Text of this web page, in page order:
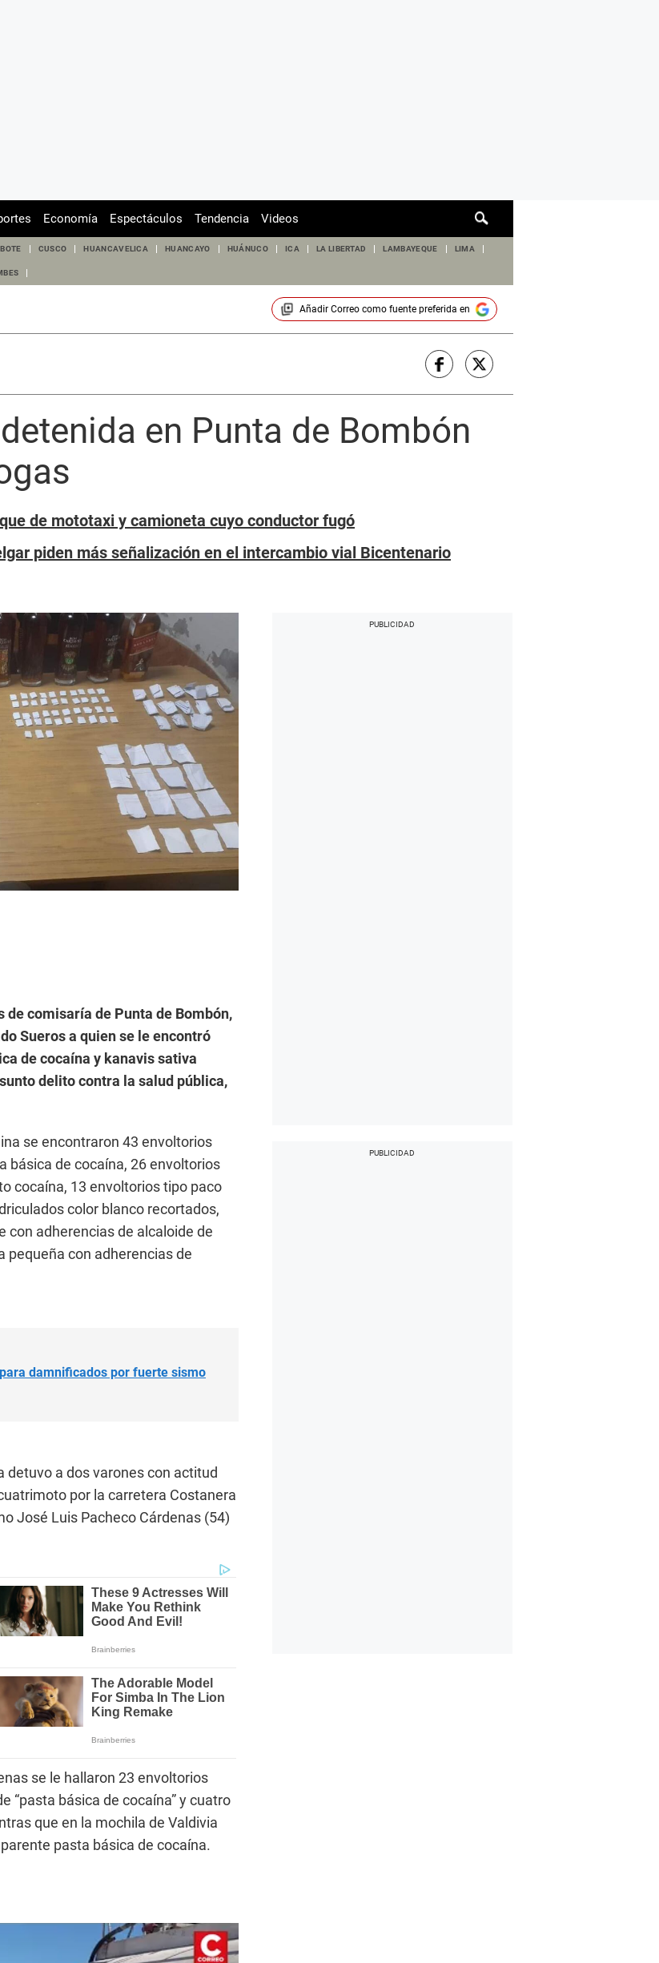
de
Economía Espectáculos Tendencia Videos
CUSCO HUANCAVELICA HUANCAYO HUÁNUCO ICA LA LIBERTAD LAMBAYEQUE LIMA
Añadir Correocomo fuente preferida en
en Punta de Bombón
de mototaxi y camioneta cuyo conductor fugó
piden más señalización en el intercambio vial Bicentenario
comisaría de Punta de Bombón,
Sueros a quien se le encontró
de cocaína y kanavis sativa
delito contra la salud pública,
se encontraron 43 envoltorios
básica de cocaína, 26 envoltorios
cocaína, 13 envoltorios tipo paco
color blanco recortados,
con adherencias de alcaloide de
pequeña con adherencias de
damnificados por fuerte sismo
detuvo a dos varones con actitud
por la carretera Costanera
José Luis Pacheco Cárdenas (54)
se le hallaron 23 envoltorios
“pasta básica de cocaína” y cuatro
que en la mochila de Valdivia
pasta básica de cocaína.